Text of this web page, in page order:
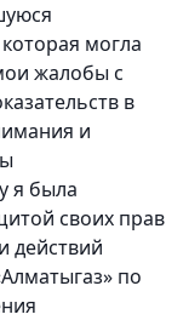
могла
жалобы с
в
и
я была
своих прав
действий
по